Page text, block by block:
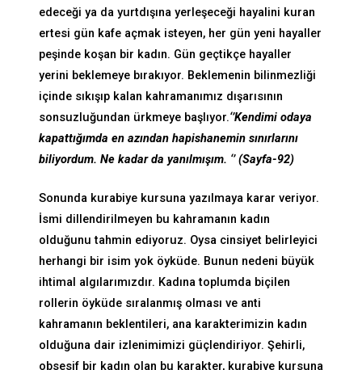
edeceği ya da yurtdışına yerleşeceği hayalini kuran
ertesi gün kafe açmak isteyen, her gün yeni hayaller
peşinde koşan bir kadın. Gün geçtikçe hayaller
yerini beklemeye bırakıyor. Beklemenin bilinmezliği
içinde sıkışıp kalan kahramanımız dışarısının
sonsuzluğundan ürkmeye başlıyor.‘’Kendimi odaya
kapattığımda en azından hapishanemin sınırlarını
biliyordum. Ne kadar da yanılmışım. ‘’ (Sayfa-92)
Sonunda kurabiye kursuna yazılmaya karar veriyor.
İsmi dillendirilmeyen bu kahramanın kadın
olduğunu tahmin ediyoruz. Oysa cinsiyet belirleyici
herhangi bir isim yok öyküde. Bunun nedeni büyük
ihtimal algılarımızdır. Kadına toplumda biçilen
rollerin öyküde sıralanmış olması ve anti
kahramanın beklentileri, ana karakterimizin kadın
olduğuna dair izlenimimizi güçlendiriyor. Şehirli,
obsesif bir kadın olan bu karakter, kurabiye kursuna